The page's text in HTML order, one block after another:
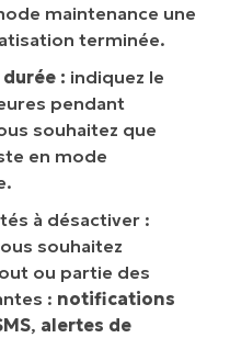
maintenance une
terminée.
: indiquez le
pendant
souhaitez que
en mode
à désactiver :
souhaitez
ou partie des
: notifications
, alertes de